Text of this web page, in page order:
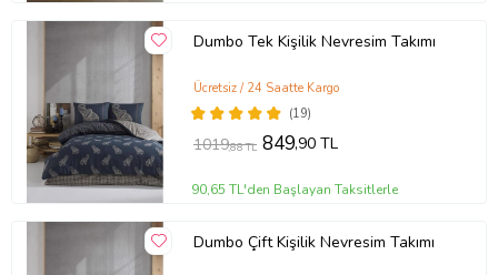
Dumbo Tek Kişilik Nevresim Takımı
(19)
Ücretsiz / 24 Saatte Kargo
1019,88 TL 849,90 TL
90,65 TL'den Başlayan Taksitlerle
Dumbo Çift Kişilik Nevresim Takımı